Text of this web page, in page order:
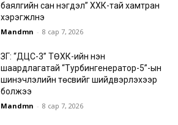
баялгийн сан нэгдэл” ХХК-тай хамтран
хэрэгжүүлнэ
Mandmn - 8 сар 7, 2026
ЗГ: “ДЦС-3” ТӨХК-ийн нэн
шаардлагатай “Турбингенератор-5”-ын
шинэчлэлийн төсвийг шийдвэрлэхээр
болжээ
Mandmn - 8 сар 7, 2026